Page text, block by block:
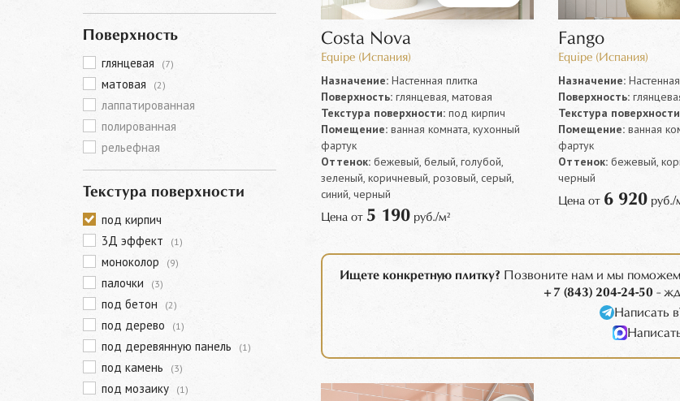
Поверхность
глянцевая (7)
матовая (2)
лаппатированная
полированная
рельефная
Текстура поверхности
под кирпич
3Д эффект
(1)
моноколор (9)
палочки (3)
под бетон (2)
под дерево (1)
под деревянную панель (1)
под камень (3)
под мозаику (1)
Costa Nova
Equipe (Испания)
Назначение:Настенная плитка
Поверхность:глянцевая, матовая
Текстура поверхности:под кирпич
Помещение:ванная комната, кухонный
фартук
Оттенок:бежевый, белый, голубой,
зеленый, коричневый, розовый, серый,
синий, черный
Цена от 5 190руб./м²
Fango
Equipe (Испания)
Назначение:
Поверхность:
Текстура
Помещение:ванная
фартук
Оттенок:бежевый,
черный
Цена от 6 920руб./
Ищете конкретную плитку? Позвоните нам и мы
+7 (843) 204-24-50 -
Написать в